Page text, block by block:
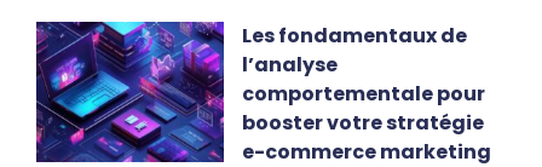
Les fondamentaux de
l’analyse
comportementale pour
booster votre stratégie
e-commerce marketing